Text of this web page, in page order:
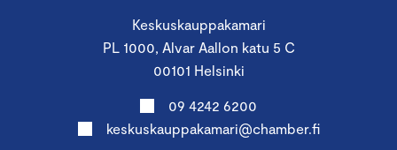
Keskuskauppakamari
PL 1000, Alvar Aallon katu 5 C
00101 Helsinki
09 4242 6200
keskuskauppakamari@chamber.fi